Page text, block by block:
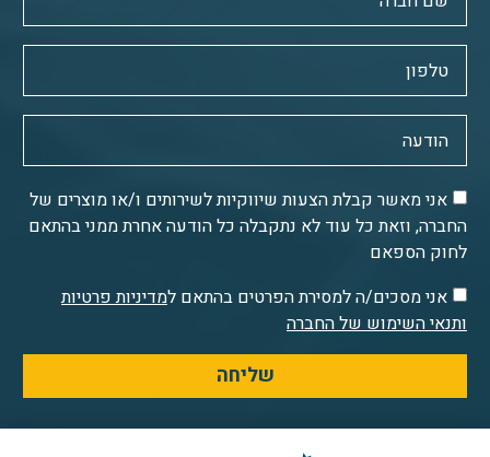
אני מאשר קבלת הצעות שיווקיות לשירותים ו/או מוצרים של
החברה, וזאת כל עוד לא נתקבלה כל הודעה אחרת ממני בהתאם
לחוק הספאם
אני מסכים/ה למסירת הפרטים בהתאם למדיניות פרטיות
ותנאי השימוש של החברה
שליחה